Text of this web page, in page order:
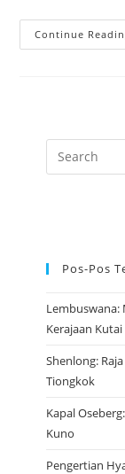
Continue
Pos-Pos
Lembuswana:
Kerajaan Kutai
Shenlong:
Tiongkok
Kapal
Kuno
Pengertian